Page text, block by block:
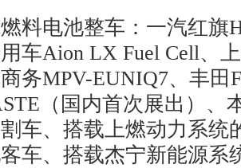
料电池整车：一汽红旗
车Aion LX Fuel Cell、
务MPV-EUNIQ7、丰田
（国内首次展出）、
车、搭载上燃动力系统
车、搭载杰宁新能源系